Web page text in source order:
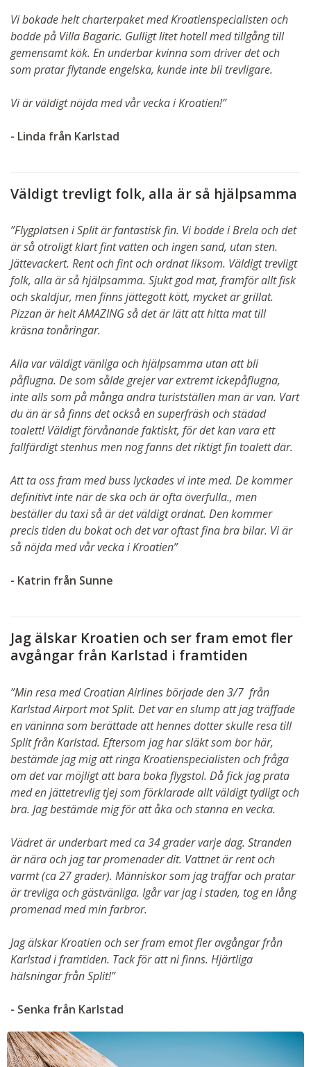
Vi bokade helt charterpaket med Kroatienspecialisten och
bodde på Villa Bagaric. Gulligt litet hotell med tillgång till
gemensamt kök. En underbar kvinna som driver det och
som pratar flytande engelska, kunde inte bli trevligare.
Vi är väldigt nöjda med vår vecka i Kroatien!”
- Linda från Karlstad
Väldigt trevligt folk, alla är så hjälpsamma
”Flygplatsen i Split är fantastisk fin. Vi bodde i Brela och det
är så otroligt klart fint vatten och ingen sand, utan sten.
Jättevackert. Rent och fint och ordnat liksom. Väldigt trevligt
folk, alla är så hjälpsamma. Sjukt god mat, framför allt fisk
och skaldjur, men finns jättegott kött, mycket är grillat.
Pizzan är helt AMAZING så det är lätt att hitta mat till
kräsna tonåringar.
Alla var väldigt vänliga och hjälpsamma utan att bli
påflugna. De som sålde grejer var extremt ickepåflugna,
inte alls som på många andra turistställen man är van. Vart
du än är så finns det också en superfräsh och städad
toalett! Väldigt förvånande faktiskt, för det kan vara ett
fallfärdigt stenhus men nog fanns det riktigt fin toalett där.
Att ta oss fram med buss lyckades vi inte med. De kommer
definitivt inte när de ska och är ofta överfulla., men
beställer du taxi så är det väldigt ordnat. Den kommer
precis tiden du bokat och det var oftast fina bra bilar. Vi är
så nöjda med vår vecka i Kroatien”
- Katrin från Sunne
Jag älskar Kroatien och ser fram emot fler
avgångar från Karlstad i framtiden
”Min resa med Croatian Airlines började den 3/7 från
Karlstad Airport mot Split. Det var en slump att jag träffade
en väninna som berättade att hennes dotter skulle resa till
Split från Karlstad. Eftersom jag har släkt som bor här,
bestämde jag mig att ringa Kroatienspecialisten och fråga
om det var möjligt att bara boka flygstol. Då fick jag prata
med en jättetrevlig tjej som förklarade allt väldigt tydligt och
bra. Jag bestämde mig för att åka och stanna en vecka.
Vädret är underbart med ca 34 grader varje dag. Stranden
är nära och jag tar promenader dit. Vattnet är rent och
varmt (ca 27 grader). Människor som jag träffar och pratar
är trevliga och gästvänliga. Igår var jag i staden, tog en lång
promenad med min farbror.
Jag älskar Kroatien och ser fram emot fler avgångar från
Karlstad i framtiden. Tack för att ni finns. Hjärtliga
hälsningar från Split!”
- Senka från Karlstad